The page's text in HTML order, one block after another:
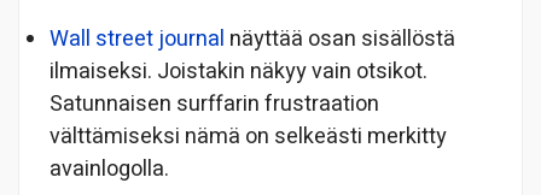
Wall street journal näyttää osan sisällöstä
ilmaiseksi. Joistakin näkyy vain otsikot.
Satunnaisen surffarin frustraation
välttämiseksi nämä on selkeästi merkitty
avainlogolla.